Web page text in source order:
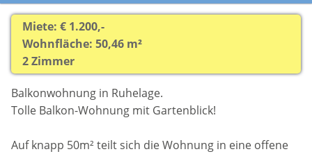
Miete: € 1.200,-
Wohnfläche: 50,46 m²
2 Zimmer
Balkonwohnung in Ruhelage.
Tolle Balkon-Wohnung mit Gartenblick!
Auf knapp 50m² teilt sich die Wohnung in eine offene